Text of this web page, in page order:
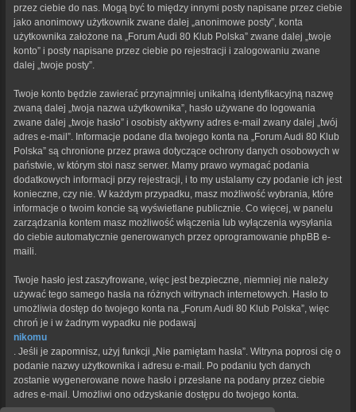
przez ciebie do nas. Mogą być to między innymi posty napisane przez ciebie
jako anonimowy użytkownik zwane dalej „anonimowe posty”, konta
użytkownika założone na „Forum Audi 80 Klub Polska” zwane dalej „twoje
konto” i posty napisane przez ciebie po rejestracji i zalogowaniu zwane
dalej „twoje posty”.
Twoje konto będzie zawierać przynajmniej unikalną identyfikacyjną nazwę
zwaną dalej „twoja nazwa użytkownika”, hasło używane do logowania
zwane dalej „twoje hasło” i osobisty aktywny adres e-mail zwany dalej „twój
adres e-mail”. Informacje podane dla twojego konta na „Forum Audi 80 Klub
Polska” są chronione przez prawa dotyczące ochrony danych osobowych w
państwie, w którym stoi nasz serwer. Mamy prawo wymagać podania
dodatkowych informacji przy rejestracji, i to my ustalamy czy podanie ich jest
konieczne, czy nie. W każdym przypadku, masz możliwość wybrania, które
informacje o twoim koncie są wyświetlane publicznie. Co więcej, w panelu
zarządzania kontem masz możliwość włączenia lub wyłączenia wysyłania
do ciebie automatycznie generowanych przez oprogramowanie phpBB e-
maili.
Twoje hasło jest zaszyfrowane, więc jest bezpieczne, niemniej nie należy
używać tego samego hasła na różnych witrynach internetowych. Hasło to
umożliwia dostęp do twojego konta na „Forum Audi 80 Klub Polska”, więc
chroń je i w żadnym wypadku nie podawaj
nikomu
. Jeśli je zapomnisz, użyj funkcji „Nie pamiętam hasła”. Witryna poprosi cię o
podanie nazwy użytkownika i adresu e-mail. Po podaniu tych danych
zostanie wygenerowane nowe hasło i przesłane na podany przez ciebie
adres e-mail. Umożliwi ono odzyskanie dostępu do twojego konta.